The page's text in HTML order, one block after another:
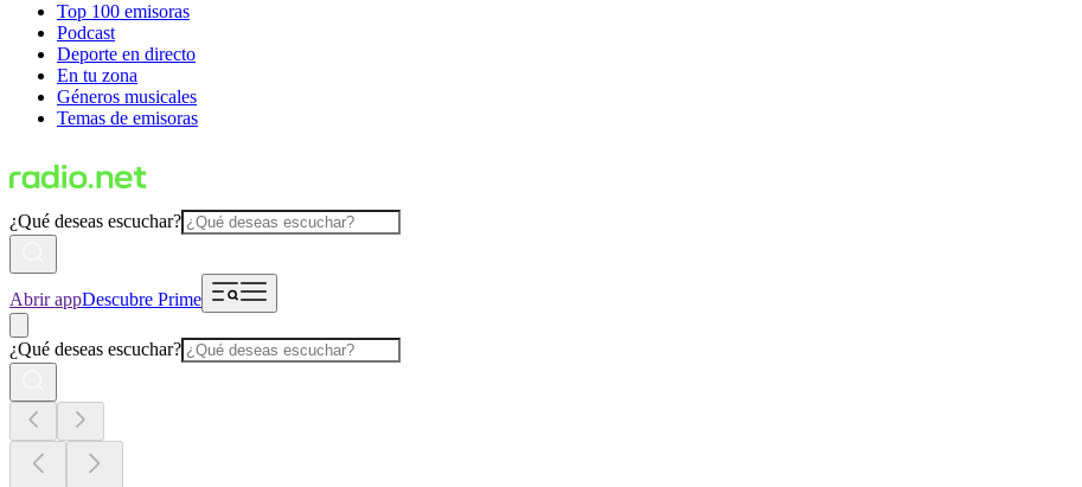
Top 100 emisoras
Podcast
Deporte en directo
En tu zona
Géneros musicales
Temas de emisoras
¿Qué deseas escuchar?
Abrir appDescubre Prime
¿Qué deseas escuchar?